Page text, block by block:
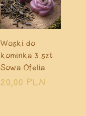
Woski do
kominka 3 szt.
Sowa Ofelia
Prezzo
20,00 PLN